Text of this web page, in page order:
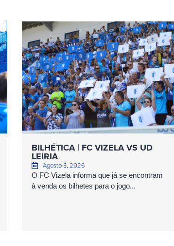
BILHÉTICA | FC VIZELA VS UD
LEIRIA
Agosto 3, 2026
O FC Vizela informa que já se encontram
à venda os bilhetes para o jogo...